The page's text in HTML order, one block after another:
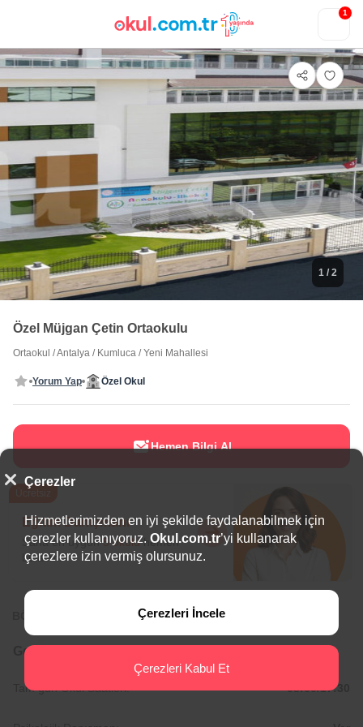
1
1 / 2
Özel Müjgan Çetin Ortaokulu
Ortaokul /Antalya / Kumluca /Yeni Mahallesi
Yorum Yap Özel Okul
Hemen Bilgi Al
Eğitim Danışmanı
Sana en uygun5 okuluhemen
bulalım.
BÖLGEDE ÖNE ÇIKAN OKULLAR
Genel Bilgiler
Tam gün Okul Saatleri: 08:00/17:30
Çerezler
Hizmetlerimizden en iyi şekilde faydalanabilmek için
çerezler kullanıyoruz. Okul.com.tr’yi kullanarak
çerezlere izin vermiş olursunuz.
Çerezleri İncele
Çerezleri Kabul Et